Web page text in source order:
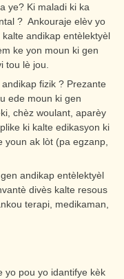
ye? Ki maladi ki ka
? Ankouraje elèv yo
andikap entèlektyèl
ke yon moun ki gen
tou lè jou.
fizik ? Prezante
ede moun ki gen
chèz woulant, aparèy
ki kalte edikasyon ki
ak lòt (pa egzanp,
andikap entèlektyèl
divès kalte resous
terapi, medikaman,
yo pou yo idantifye kèk